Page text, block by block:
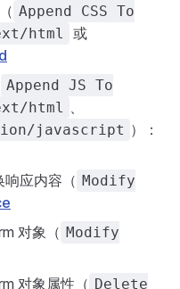
Append CSS To
html 或
Append JS To
html 、
javascript ）：
应内容（ Modify
对象（ Modify
对象属性（ Delete